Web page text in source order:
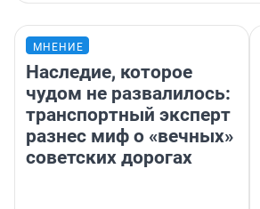
МНЕНИЕ
Наследие, которое
чудом не развалилось:
транспортный эксперт
разнес миф о «вечных»
советских дорогах